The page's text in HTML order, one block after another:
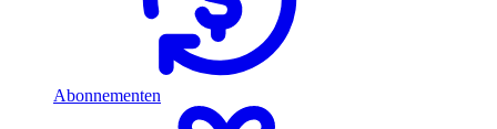
Abonnementen